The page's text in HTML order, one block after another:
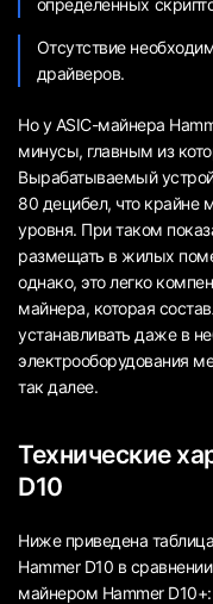
определенных
Отсутствие
драйверов.
Но у ASIC-майнера
минусы, главным из
Вырабатываемый
80 децибел, что крайне
уровня. При таком
размещать в жилых
однако, это легко
майнера, которая
устанавливать даже в
электрооборудования
так далее.
Технические
D10
Ниже приведена
Hammer D10 в
майнером Hammer D10+: